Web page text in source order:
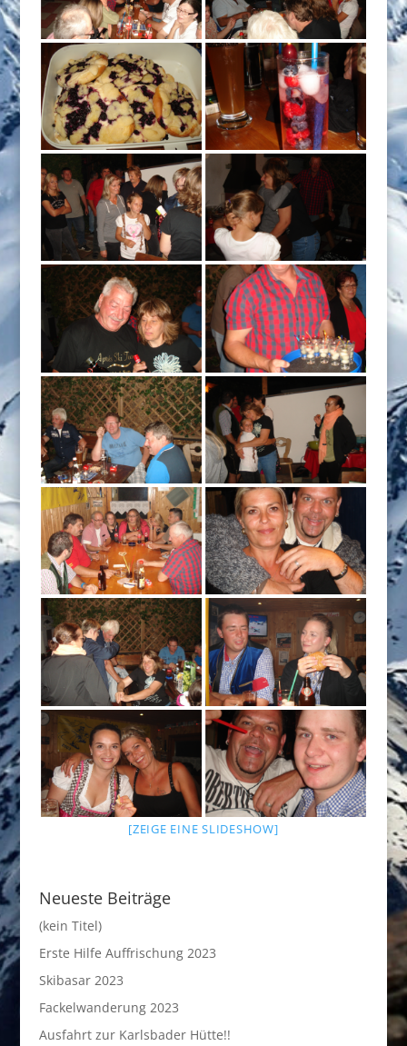
[ZEIGE EINE SLIDESHOW]
Neueste Beiträge
(kein Titel)
Erste Hilfe Auffrischung 2023
Skibasar 2023
Fackelwanderung 2023
Ausfahrt zur Karlsbader Hütte!!